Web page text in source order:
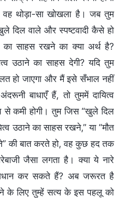
वह थोड़ा-सा खोखला है। जब तुम
दिल वाले और स्पष्टवादी कैसे हो
का साहस रखने का क्या अर्थ है?
उठाने का साहस देगी? यदि तुम
हो जाएगा और मैं इसे सँभाल नहीं
बाधाएँ हैं, तो तुममें दायित्व
कमी होगी। तुम जिस “खुले दिल
उठाने का साहस रखने,” या “मौत
की बात करते हो, वह कुछ हद तक
जैसा लगता है। क्या ये नारे
कर सकते हैं? अब जरूरत है
के लिए तुम्हें सत्य के इस पहलू को